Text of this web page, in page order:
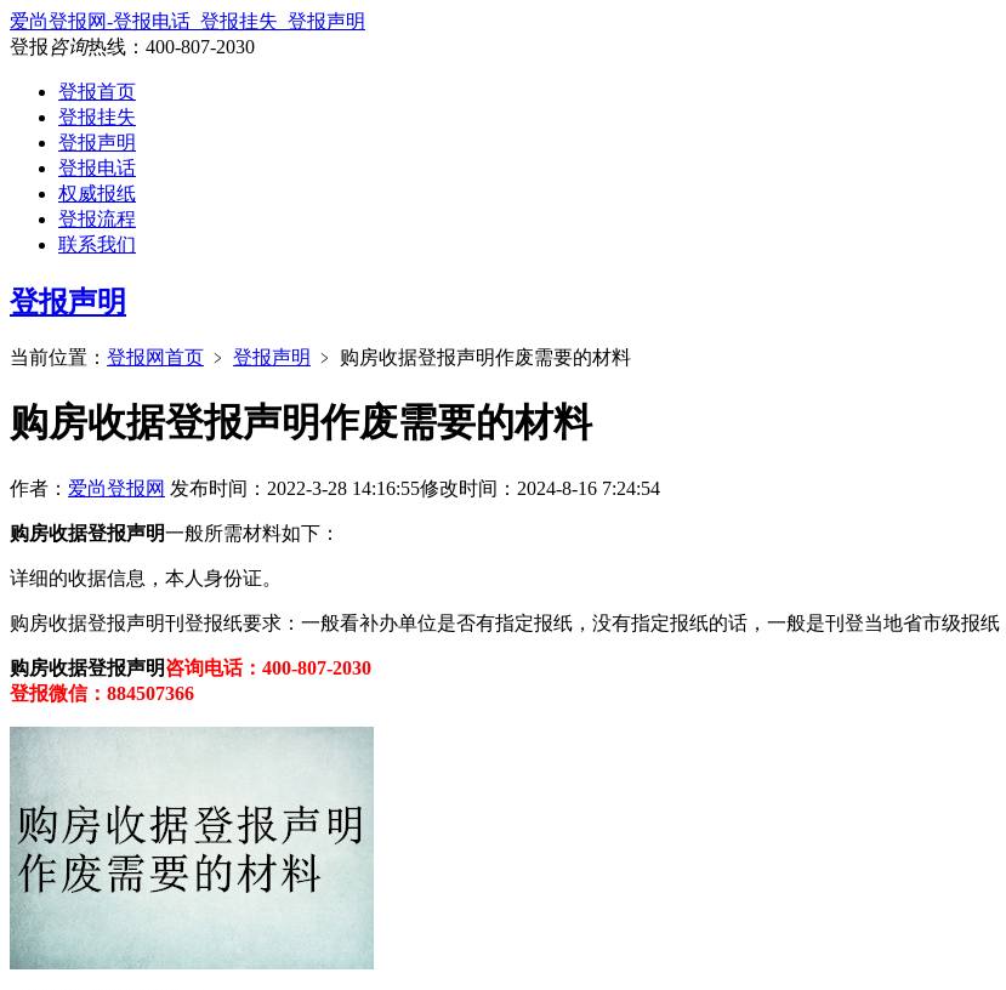
爱尚登报网-登报电话_登报挂失_登报声明
登报咨询热线： 400-807-2030
登报首页
登报挂失
登报声明
登报电话
权威报纸
登报流程
联系我们
登报声明
当前位置： 登报网首页 ﹥ 登报声明 ﹥ 购房收据登报声明作废需要的材料
购房收据登报声明作废需要的材料
作者： 爱尚登报网 发布时间：2022-3-28 14:16:55修改时间：2024-8-16 7:24:54
购房收据登报声明一般所需材料如下：
详细的收据信息，本人身份证。
购房收据登报声明刊登报纸要求：一般看补办单位是否有指定报纸，没有指定报纸的话，一般是刊登当地省市级报
购房收据登报声明咨询电话：400-807-2030
登报微信：884507366